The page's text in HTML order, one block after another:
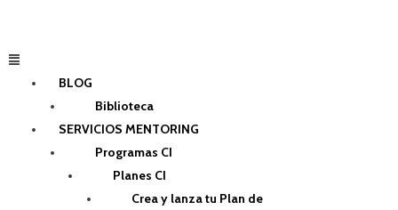
contenido
Menú
BLOG
Biblioteca
SERVICIOS MENTORING
Programas CI
Planes CI
Crea y lanza tu Plan de